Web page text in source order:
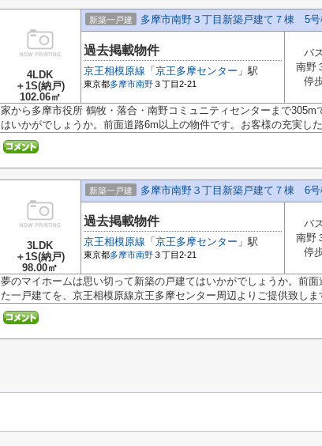
4LDK
＋1S(納戸)
102.06㎡
新築一戸建 多摩市南野３丁目新築戸建て７棟 5号
過去掲載物件
京王相模原線 「 京王多摩センター 」駅
東京都多摩市南野３丁目2-21
バ
南野
停
家から多摩市役所 鶴牧・落合・南野コミュニティセンターまで
はいかがでしょうか。前面道路6m以上の物件です。お客様の充実し
3LDK
＋1S(納戸)
98.00㎡
新築一戸建 多摩市南野３丁目新築戸建て７棟 6号
過去掲載物件
京王相模原線 「 京王多摩センター 」駅
東京都多摩市南野３丁目2-21
バ
南野
停
夢のマイホームは思い切って新築の戸建てはいかがでしょうか。前
た一戸建てを、京王相模原線京王多摩センター周辺よりご提供致しま